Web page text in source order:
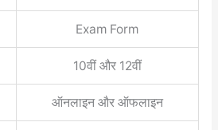
Exam Form
10वीं और 12वीं
ऑनलाइन और ऑफलाइन